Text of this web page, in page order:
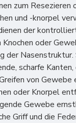
zum Resezieren
und -knorpel
der
oder
der Nasenstruktur.
scharfe
von Gewebe
oder Knorpel
Gewebe
Griff und die